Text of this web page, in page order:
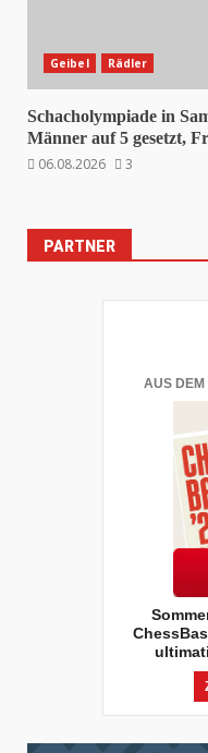
Geibel Rädler
Schacholympiade in
Männer auf 5 gesetzt,
06.08.2026
3
PARTNER
AUS DEM